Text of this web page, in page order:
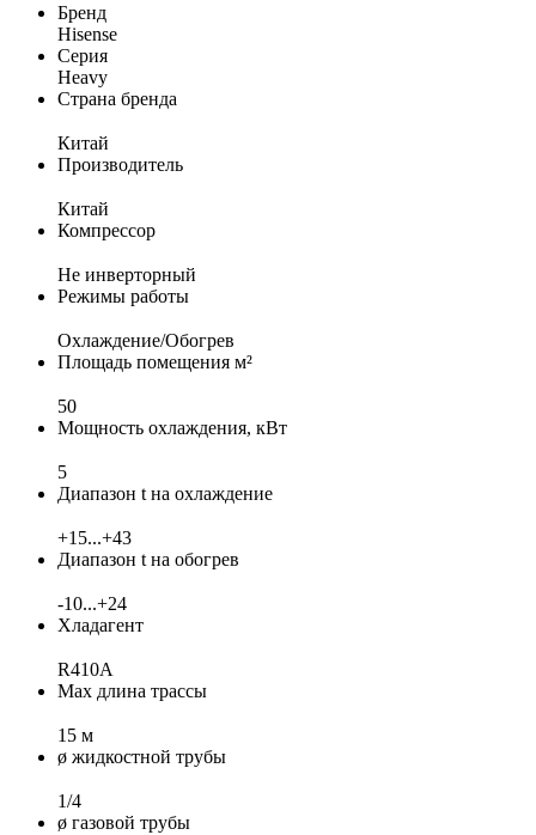
Бренд
Hisense
Серия
Heavy
Страна бренда
Китай
Производитель
Китай
Компрессор
Не инверторный
Режимы работы
Охлаждение/Обогрев
Площадь помещения м²
50
Мощность охлаждения, кВт
5
Диапазон t на охлаждение
+15...+43
Диапазон t на обогрев
-10...+24
Хладагент
R410A
Max длина трассы
15 м
ø жидкостной трубы
1/4
ø газовой трубы